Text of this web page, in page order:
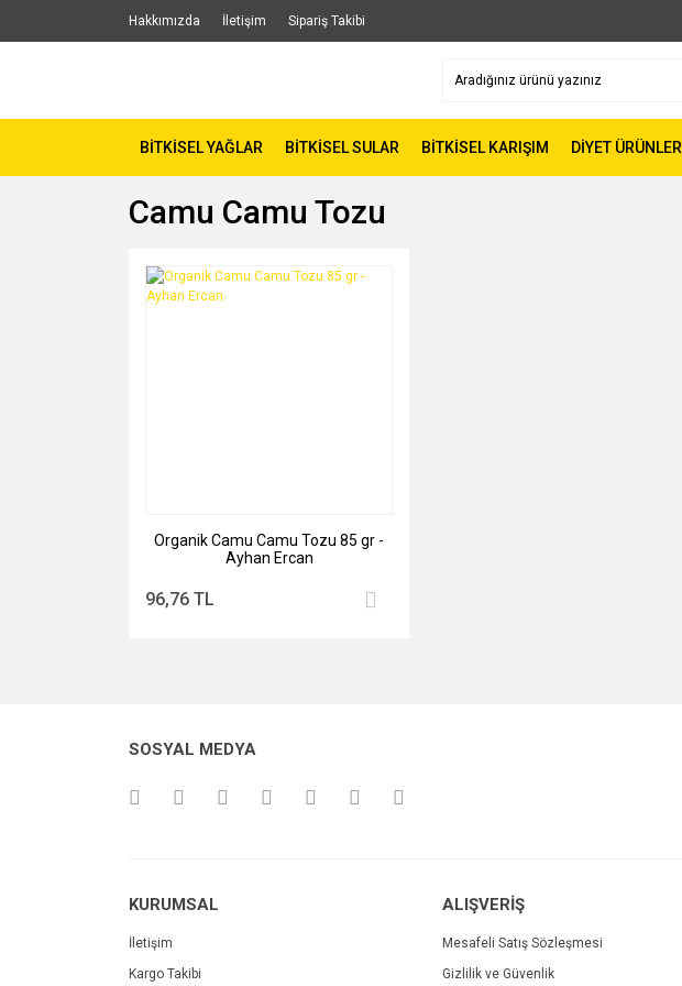
Hakkımızda İletişim Sipariş Takibi
BİTKİSEL YAĞLAR BİTKİSEL SULAR BİTKİSEL KARIŞIM DİYET ÜRÜNLER
Camu Camu Tozu
Organik Camu Camu Tozu 85 gr -
Ayhan Ercan
96,76 TL
SOSYAL MEDYA
KURUMSAL
İletişim
Kargo Takibi
ALIŞVERİŞ
Mesafeli Satış Sözleşmesi
Gizlilik ve Güvenlik